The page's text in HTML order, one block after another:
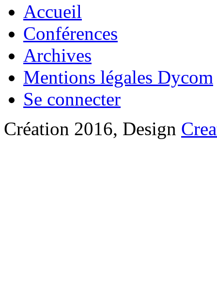
Accueil
Conférences
Archives
Mentions légales Dycom
Se connecter
Création 2016, Design